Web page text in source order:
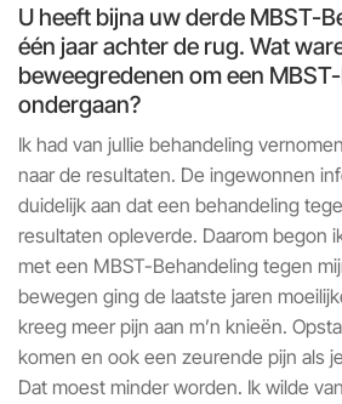
U heeft bijna uw derde MBST-
één jaar achter de rug. Wat
beweegredenen om een
ondergaan?
Ik had van jullie behandeling
naar de resultaten. De ingewonnen
duidelijk aan dat een behandeling
resultaten opleverde. Daarom begon
met een MBST-Behandeling tegen
bewegen ging de laatste jaren
kreeg meer pijn aan m’n knieën.
komen en ook een zeurende pijn als
Dat moest minder worden. Ik wilde